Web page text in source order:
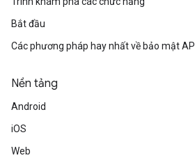
Bắt đầu
Các phương pháp hay nhất về bảo mật API
Nền tảng
Android
iOS
Web